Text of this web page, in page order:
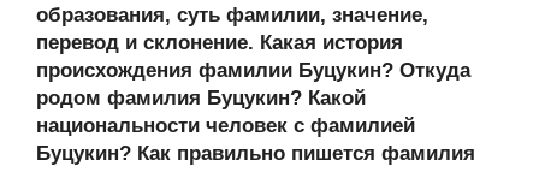
kl
a
ss
ni
b
o
o
k
er o
ur
n
al
s
A
p
p
gr
a
m
а
в
и
ть
образования, суть фамилии, значение,
перевод и склонение. Какая история
происхождения фамилии Буцукин? Откуда
родом фамилия Буцукин? Какой
национальности человек с фамилией
Буцукин? Как правильно пишется фамилия